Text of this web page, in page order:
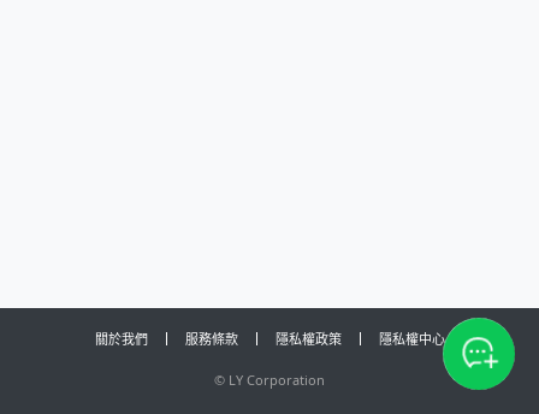
關於我們 服務條款 隱私權政策 隱私權中心
© LY Corporation